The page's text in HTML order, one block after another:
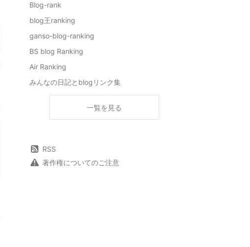
Blog-rank
blog王ranking
ganso-blog-ranking
BS blog Ranking
Air Ranking
みんなの日記とblogリンク集
一覧を見る
RSS
著作権についてのご注意